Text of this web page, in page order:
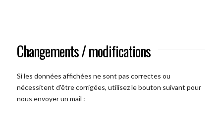
Changements / modifications
Si les données affichées ne sont pas correctes ou
nécessitent d'être corrigées, utilisez le bouton suivant pour
nous envoyer un mail :